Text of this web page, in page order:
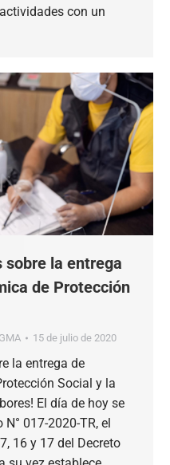
con un
sobre la entrega
de Protección
15 de julio de 2020
la entrega de
Social y la
El día de hoy se
017-2020-TR, el
16 y 17 del Decreto